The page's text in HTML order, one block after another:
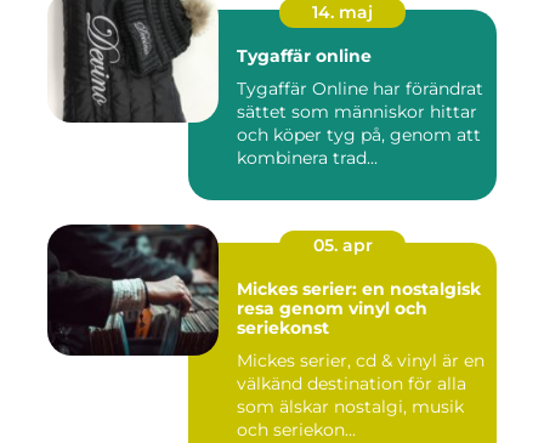
14. maj
Tygaffär online
Tygaffär Online har förändrat
sättet som människor hittar
och köper tyg på, genom att
kombinera trad...
05. apr
Mickes serier: en nostalgisk
resa genom vinyl och
seriekonst
Mickes serier, cd & vinyl är en
välkänd destination för alla
som älskar nostalgi, musik
och seriekon...